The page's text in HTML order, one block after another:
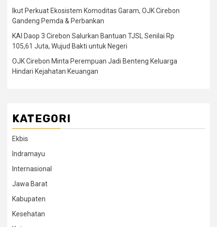
Ikut Perkuat Ekosistem Komoditas Garam, OJK Cirebon
Gandeng Pemda & Perbankan
KAI Daop 3 Cirebon Salurkan Bantuan TJSL Senilai Rp
105,61 Juta, Wujud Bakti untuk Negeri
OJK Cirebon Minta Perempuan Jadi Benteng Keluarga
Hindari Kejahatan Keuangan
KATEGORI
Ekbis
Indramayu
Internasional
Jawa Barat
Kabupaten
Kesehatan